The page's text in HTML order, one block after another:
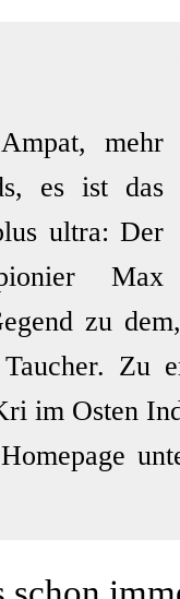
mehr
es ist das
ultra: Der
Max
zu
Zu
im Osten